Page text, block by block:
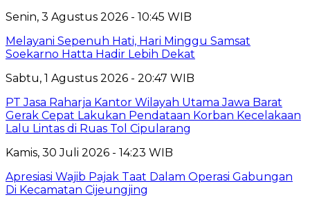
Senin, 3 Agustus 2026 - 10:45 WIB
Melayani Sepenuh Hati, Hari Minggu Samsat
Soekarno Hatta Hadir Lebih Dekat
Sabtu, 1 Agustus 2026 - 20:47 WIB
PT Jasa Raharja Kantor Wilayah Utama Jawa Barat
Gerak Cepat Lakukan Pendataan Korban Kecelakaan
Lalu Lintas di Ruas Tol Cipularang
Kamis, 30 Juli 2026 - 14:23 WIB
Apresiasi Wajib Pajak Taat Dalam Operasi Gabungan
Di Kecamatan Cijeungjing